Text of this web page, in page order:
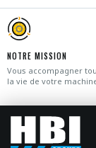
NOTRE MISSION
Vous accompagner
la vie de votre